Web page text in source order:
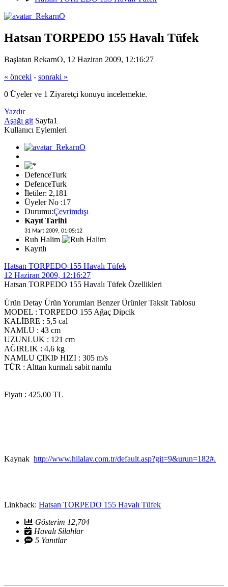
Hatsan TORPEDO 155 Havalı Tüfek
Başlatan RekarnO, 12 Haziran 2009, 12:16:27
« önceki - sonraki »
0 Üyeler ve 1 Ziyaretçi konuyu incelemekte.
Yazdır
Aşağı git Sayfa1
Kullanıcı Eylemleri
DefenceTurk
DefenceTurk
İletiler: 2,181
Üyeler No :17
Durumu:Çevrimdışı
Kayıt Tarihi
31 Mart 2009, 01:05:12
Ruh Halim
Kayıtlı
Hatsan TORPEDO 155 Havalı Tüfek
12 Haziran 2009, 12:16:27
Hatsan TORPEDO 155 Havalı Tüfek Özellikleri
Ürün Detay Ürün Yorumları Benzer Ürünler Taksit Tablosu
MODEL : TORPEDO 155 Ağaç Dipcik
KALİBRE : 5,5 cal
NAMLU : 43 cm
UZUNLUK : 121 cm
AĞIRLIK : 4,6 kg
NAMLU ÇIKIÞ HIZI : 305 m/s
TÜR : Alttan kurmalı sabit namlu
Fiyatı : 425,00 TL
Kaynak http://www.hilalav.com.tr/default.asp?git=9&urun=182#.
Linkback: Hatsan TORPEDO 155 Havalı Tüfek
Gösterim 12,704
Havalı Silahlar
5 Yanıtlar